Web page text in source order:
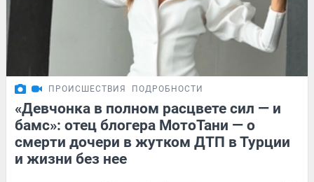
ПРОИСШЕСТВИЯ ПОДРОБНОСТИ
«Девчонка в полном расцвете сил — и
бамс»: отец блогера МотоТани — о
смерти дочери в жутком ДТП в Турции
и жизни без нее